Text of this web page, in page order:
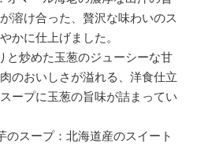
溶け合った、贅沢な味わいのス
かに仕上げました。
と炒めた玉葱のジューシーな甘
のおいしさが溢れる、洋食仕立
ープに玉葱の旨味が詰まってい
のスープ：北海道産のスイート